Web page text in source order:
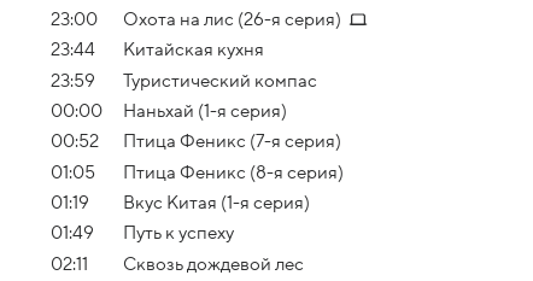
23:00
Охота на лис (26-я серия)
23:44
Китайская кухня
23:59
Туристический компас
00:00
Наньхай (1-я серия)
00:52
Птица Феникс (7-я серия)
01:05
Птица Феникс (8-я серия)
01:19
Вкус Китая (1-я серия)
01:49
Путь к успеху
02:11
Сквозь дождевой лес